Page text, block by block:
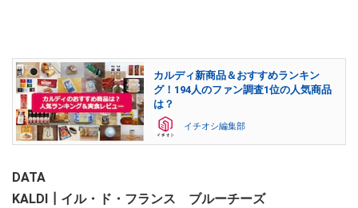
カルディ新商品＆おすすめランキン
グ！194人のファン調査1位の人気商品
は？
イチオシ編集部
DATA
KALDI┃イル・ド・フランス ブルーチーズ